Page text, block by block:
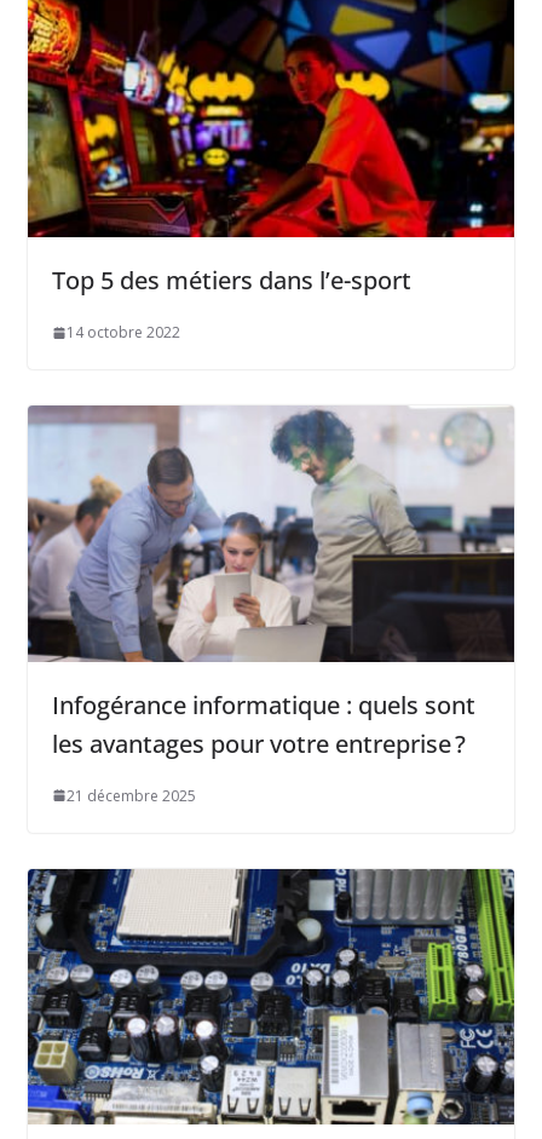
Top 5 des métiers dans l’e-sport
14 octobre 2022
Infogérance informatique : quels sont
les avantages pour votre entreprise ?
21 décembre 2025